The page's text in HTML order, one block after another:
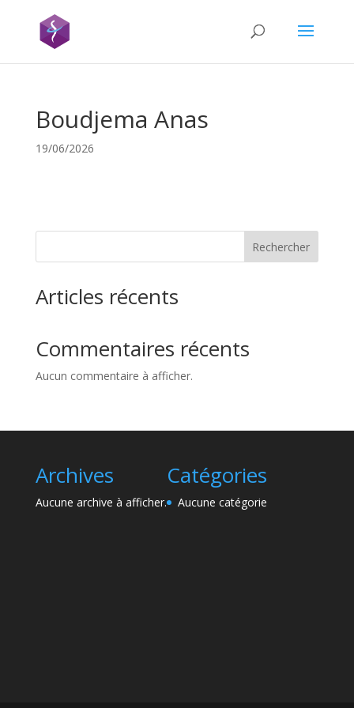
Boudjema Anas
19/06/2026
Rechercher
Articles récents
Commentaires récents
Aucun commentaire à afficher.
Archives
Aucune archive à afficher.
Catégories
Aucune catégorie